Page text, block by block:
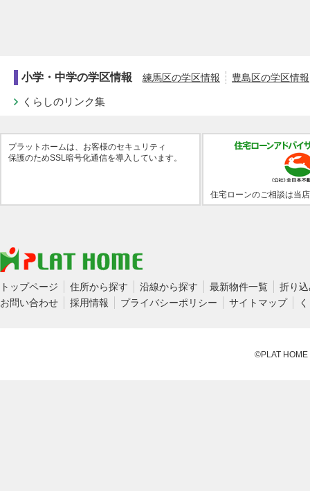
小学・中学の学区情報 練馬区の学区情報 豊島区の学区情報
くらしのリンク集
プラットホームは、お客様のセキュリティ
保護のためSSL暗号化通信を導入しています。
住宅ローンのご相談は当
トップページ 住所から探す 沿線から探す 最新物件一覧
折り
お問い合わせ
採用情報 プライバシーポリシー サイトマップ
©PLAT HOME